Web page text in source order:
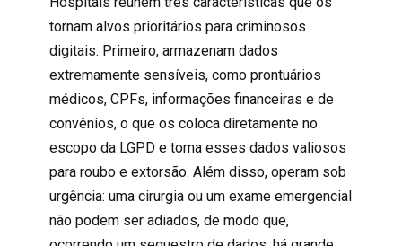
tornam alvos prioritários para criminosos
digitais. Primeiro, armazenam dados
extremamente sensíveis, como prontuários
médicos, CPFs, informações financeiras e de
convênios, o que os coloca diretamente no
escopo da LGPD e torna esses dados valiosos
para roubo e extorsão. Além disso, operam sob
urgência: uma cirurgia ou um exame emergencial
não podem ser adiados, de modo que,